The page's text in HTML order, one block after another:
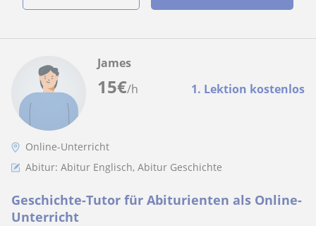
15€/h 1. Lektion kostenlos
James
Online-Unterricht
Abitur: Abitur Englisch, Abitur Geschichte
Geschichte-Tutor für Abiturienten als Online-
Unterricht